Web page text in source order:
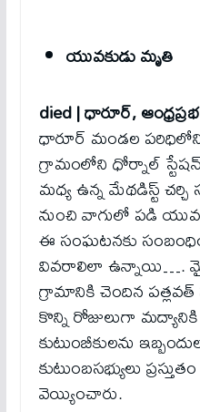
యువకుడు మృతి
died |ధారూర్,
ధారూర్ మండల
గ్రామంలోని ధోర్నాల్
మధ్య‌ ఉన్న మేథడిస్ట్
నుంచి వాగులో పడి
ఈ సంఘటనకు
వివరాలిలా ఉన్నాయి….
గ్రామానికి చెందిన
కొన్ని రోజులుగా
కుటుంబీకులను
కుటుంబ‌స‌భ్యులు
వెయ్యించారు.